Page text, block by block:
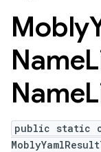
Mobly
Name
Name
public static